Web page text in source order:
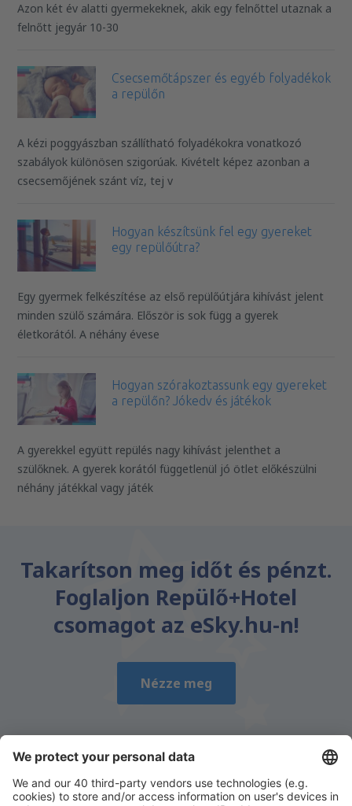
Azon két év alatti gyermekeknek, akik egy felnőttel utaznak a
felnőtt jegyár 10-30
Csecsemőtápszer és egyéb folyadékok
a repülőn
A kézi poggyászban szállítható folyadékokra vonatkozó
szabályok különösen szigorúak. Kivételt képez azonban a
csecsemőjének szánt víz, tej v
Hogyan készítsünk fel egy gyereket
egy repülőútra?
Egy gyermek felkészítése az első repülőútjára kihívást jelent
minden szülő számára. Először is sok függ a gyerek
életkorától. A néhány évese
Hogyan szórakoztassunk egy gyereket
a repülőn? Jókedv és játékok
A gyerekkel együtt repülés nagy kihívást jelenthet a
szülőknek. A gyerek korától függetlenül jó ötlet előkészülni
néhány játékkal vagy játék
Takarítson meg időt és pénzt.
Foglaljon Repülő+Hotel
csomagot az eSky.hu-n!
Nézze meg